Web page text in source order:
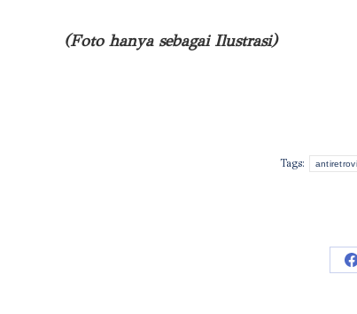
(Foto hanya sebagai Ilustrasi)
Tags: